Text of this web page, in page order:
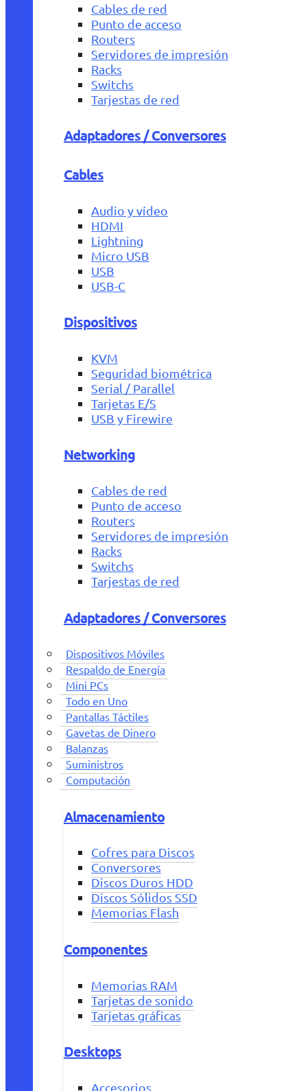
Cables de red
Punto de acceso
Routers
Servidores de impresión
Racks
Switchs
Tarjestas de red
Adaptadores / Conversores
Cables
Audio y vídeo
HDMI
Lightning
Micro USB
USB
USB-C
Dispositivos
KVM
Seguridad biométrica
Serial / Parallel
Tarjetas E/S
USB y Firewire
Networking
Cables de red
Punto de acceso
Routers
Servidores de impresión
Racks
Switchs
Tarjestas de red
Adaptadores / Conversores
Dispositivos Móviles
Respaldo de Energía
Mini PCs
Todo en Uno
Pantallas Táctiles
Gavetas de Dinero
Balanzas
Suministros
Computación
Almacenamiento
Cofres para Discos
Conversores
Discos Duros HDD
Discos Sólidos SSD
Memorias Flash
Componentes
Memorias RAM
Tarjetas de sonido
Tarjetas gráficas
Desktops
Accesorios